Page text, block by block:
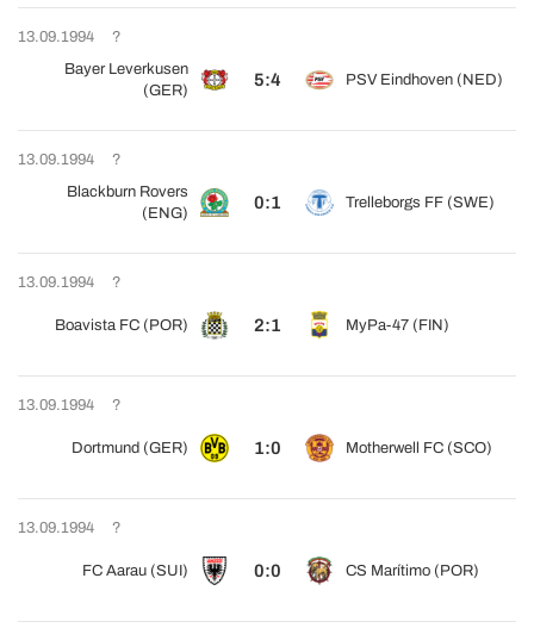
13.09.1994
?
Bayer Leverkusen
(GER)
5:4 PSV Eindhoven (NED)
13.09.1994
?
Blackburn Rovers
(ENG)
0:1 Trelleborgs FF (SWE)
13.09.1994 ?
Boavista FC (POR) 2:1 MyPa-47 (FIN)
13.09.1994 ?
Dortmund (GER) 1:0 Motherwell FC (SCO)
13.09.1994 ?
FC Aarau (SUI) 0:0 CS Marítimo (POR)